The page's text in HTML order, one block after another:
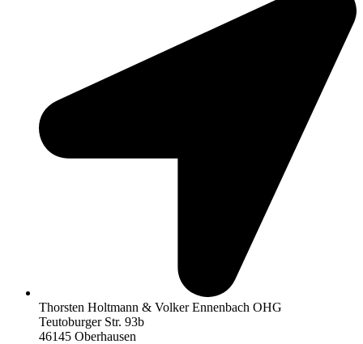
Thorsten Holtmann & Volker Ennenbach OHG
Teutoburger Str. 93b
46145 Oberhausen